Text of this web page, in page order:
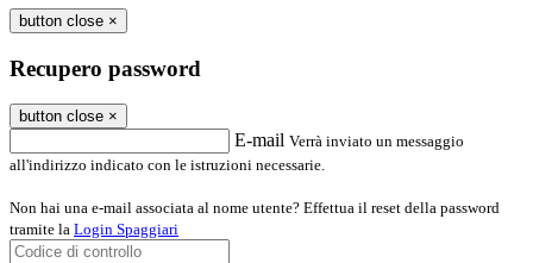
button close ×
Recupero password
button close ×
E-mail Verrà inviato un messaggio
all'indirizzo indicato con le istruzioni necessarie.
Non hai una e-mail associata al nome utente? Effettua il reset della password
tramite la Login Spaggiari